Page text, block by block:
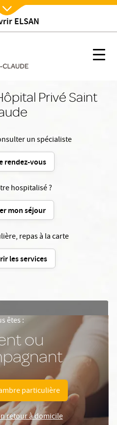
ELSAN
menu
Privé Saint
un spécialiste
rendez-vous
hospitalisé ?
mon séjour
repas à la carte
les services
êtes :
ou
particulière
retour à domicile